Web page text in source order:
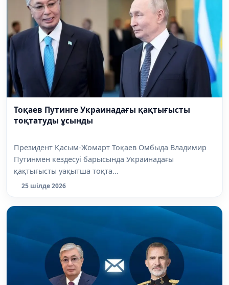
Тоқаев Путинге Украинадағы қақтығысты
тоқтатуды ұсынды
Президент Қасым-Жомарт Тоқаев Омбыда Владимир
Путинмен кездесуі барысында Украинадағы
қақтығысты уақытша тоқта...
25 шілде 2026